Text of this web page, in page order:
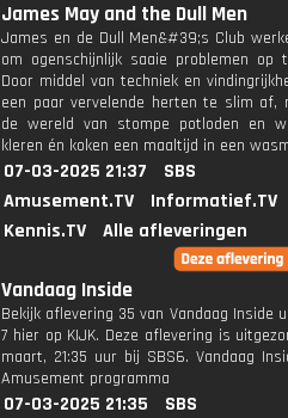
James May and the Dull Men
James en de Dull Men&#39;s Club
om ogenschijnlijk saaie problemen op
Door middel van techniek en
een paar vervelende herten te slim af,
de wereld van stompe potloden en
kleren én koken een maaltijd in een
07-03-2025 21:37
SBS
Amusement.TV
Informatief.TV
Kennis.TV
Alle afleveringen
Vandaag Inside
Bekijk aflevering 35 van Vandaag Inside
7 hier op KIJK. Deze aflevering is
maart, 21:35 uur bij SBS6. Vandaag
Amusement programma
07-03-2025 21:35
SBS